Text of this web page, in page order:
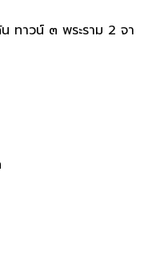
ทาวน์ ๓ พระราม 2 จา